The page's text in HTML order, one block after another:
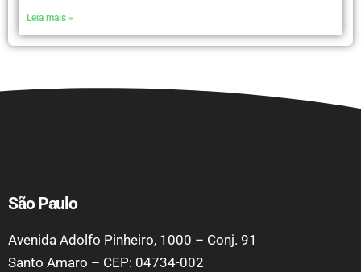
Leia mais »
São Paulo
Avenida Adolfo Pinheiro, 1000 – Conj. 91
Santo Amaro – CEP: 04734-002